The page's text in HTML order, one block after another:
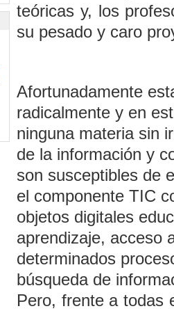
teóricas y, los
su pesado y caro
Afortunadamente
radicalmente y en
ninguna materia sin
de la información y
son susceptibles de
el componente TIC
objetos digitales
aprendizaje, acceso
determinados
búsqueda de
Pero, frente a todas